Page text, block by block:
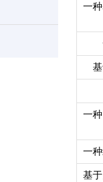
一
一
一
基